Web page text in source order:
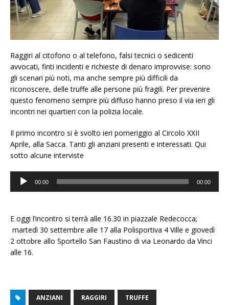
Raggiri al citofono o al telefono, falsi tecnici o sedicenti
avvocati, finti incidenti e richieste di denaro improvvise: sono
gli scenari più noti, ma anche sempre più difficili da
riconoscere, delle truffe alle persone più fragili. Per prevenire
questo fenomeno sempre più diffuso hanno preso il via ieri gli
incontri nei quartieri con la polizia locale.
Il primo incontro si è svolto ieri pomeriggio al Circolo XXII
Aprile, alla Sacca. Tanti gli anziani presenti e interessati. Qui
sotto alcune interviste
Audio
Player
00:00 00:00
E oggi l’incontro si terrà alle 16.30 in piazzale Redecocca;
martedì 30 settembre alle 17 alla Polisportiva 4 Ville e giovedì
2 ottobre allo Sportello San Faustino di via Leonardo da Vinci
alle 16.
ANZIANI RAGGIRI TRUFFE